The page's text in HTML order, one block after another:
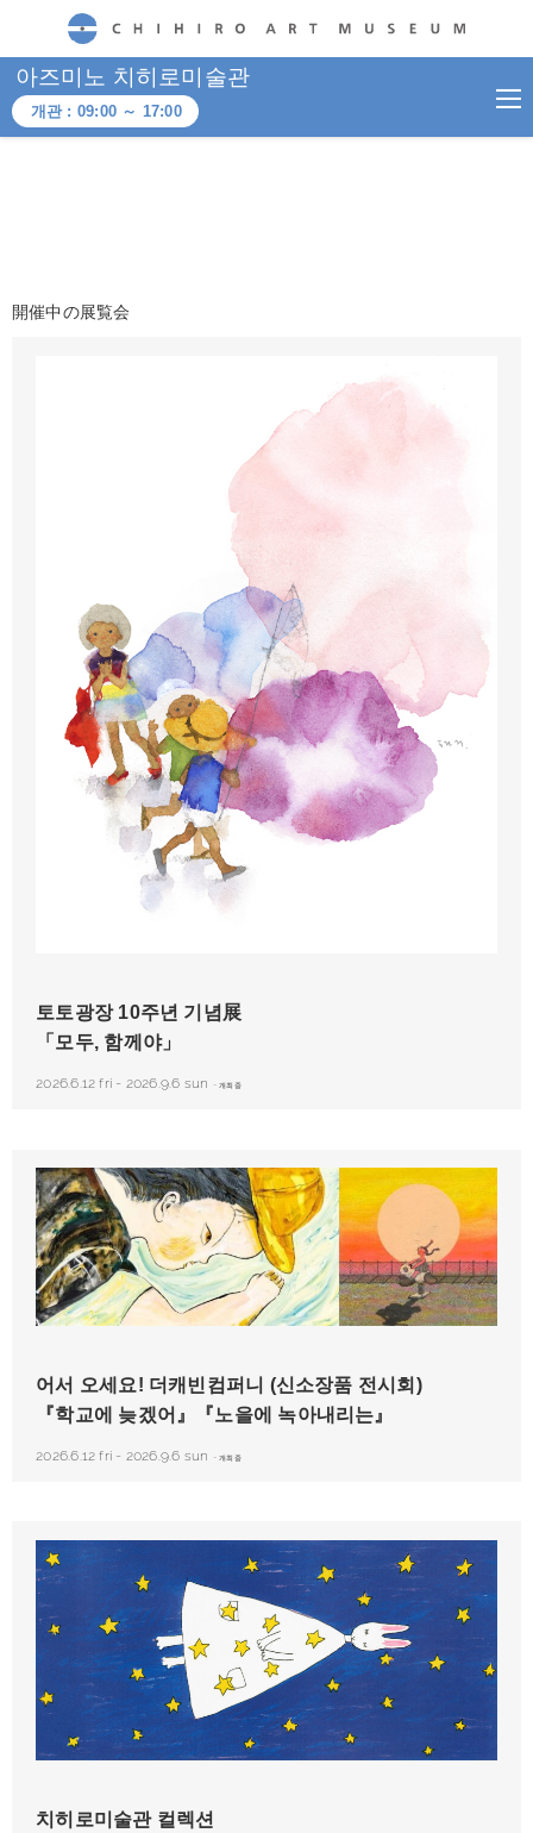
아즈미노 치히로미술관
개관 : 09:00 ～ 17:00
開催中の展覧会
토토광장 10주년 기념展
「모두, 함께야」
2026.6.12 fri - 2026.9.6 sun -개최중
어서 오세요! 더캐빈컴퍼니 (신소장품 전시회)
『학교에 늦겠어』『노을에 녹아내리는』
2026.6.12 fri - 2026.9.6 sun -개최중
치히로미술관 컬렉션